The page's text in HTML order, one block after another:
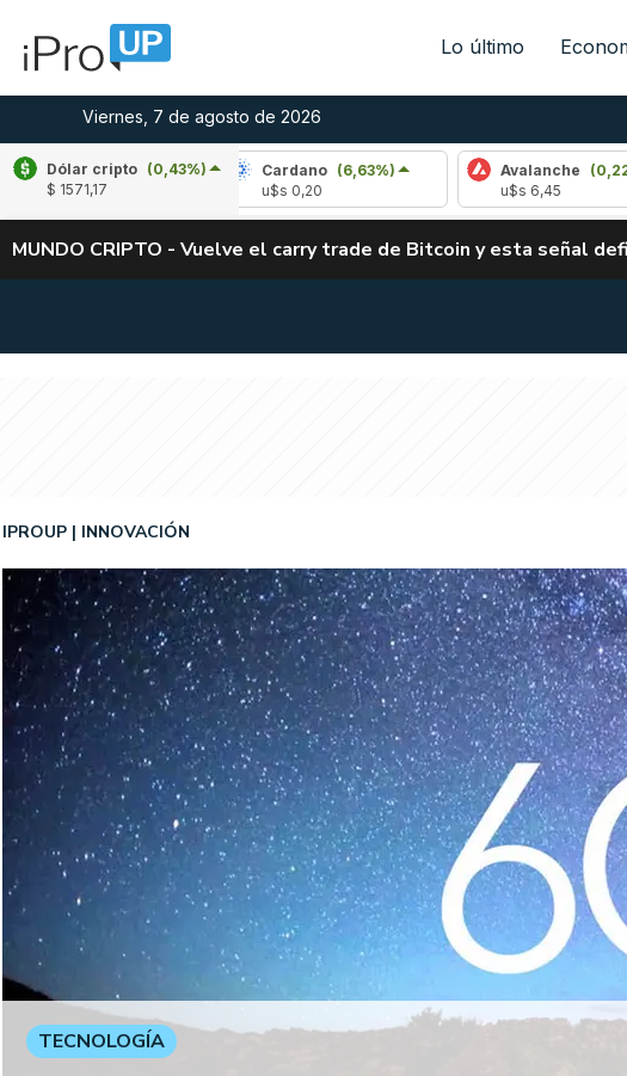
Lo último
Viernes, 7 de agosto de 2026
Dólar cripto (0,43%)
$ 1571,17
Cardano
(6,63%)
Avalanche
(0,22%)
MUNDO CRIPTO - Vuelve el carry trade de Bitcoin y esta señal
IPROUP INNOVACIÓN
TECNOLOGÍA